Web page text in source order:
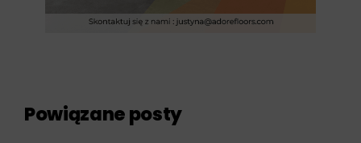
Powiązane posty